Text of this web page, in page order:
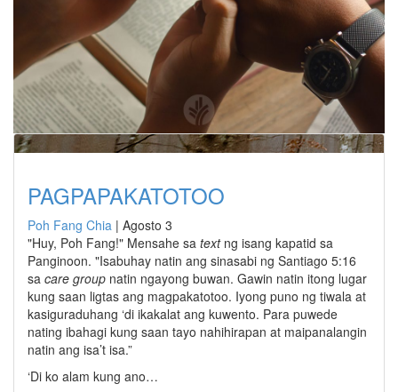
PAGPAPAKATOTOO
Poh Fang Chia | Agosto 3
"Huy, Poh Fang!" Mensahe sa textng isang kapatid sa
Panginoon. "Isabuhay natin ang sinasabi ng Santiago 5:16
sa care group natin ngayong buwan. Gawin natin itong lugar
kung saan ligtas ang magpakatotoo. Iyong puno ng tiwala at
kasiguraduhang ‘di ikakalat ang kuwento. Para puwede
nating ibahagi kung saan tayo nahihirapan at maipanalangin
natin ang isa’t isa.”
‘Di ko alam kung ano…